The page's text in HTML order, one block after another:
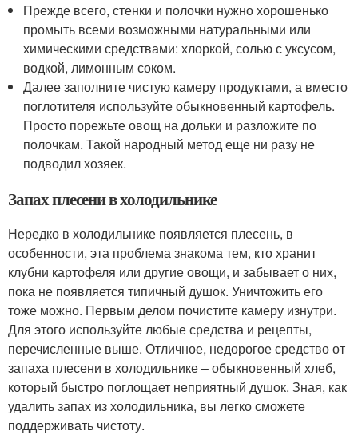
Прежде всего, стенки и полочки нужно хорошенько
промыть всеми возможными натуральными или
химическими средствами: хлоркой, солью с уксусом,
водкой, лимонным соком.
Далее заполните чистую камеру продуктами, а вместо
поглотителя используйте обыкновенный картофель.
Просто порежьте овощ на дольки и разложите по
полочкам. Такой народный метод еще ни разу не
подводил хозяек.
Запах плесени в холодильнике
Нередко в холодильнике появляется плесень, в
особенности, эта проблема знакома тем, кто хранит
клубни картофеля или другие овощи, и забывает о них,
пока не появляется типичный душок. Уничтожить его
тоже можно. Первым делом почистите камеру изнутри.
Для этого используйте любые средства и рецепты,
перечисленные выше. Отличное, недорогое средство от
запаха плесени в холодильнике – обыкновенный хлеб,
который быстро поглощает неприятный душок. Зная, как
удалить запах из холодильника, вы легко сможете
поддерживать чистоту.